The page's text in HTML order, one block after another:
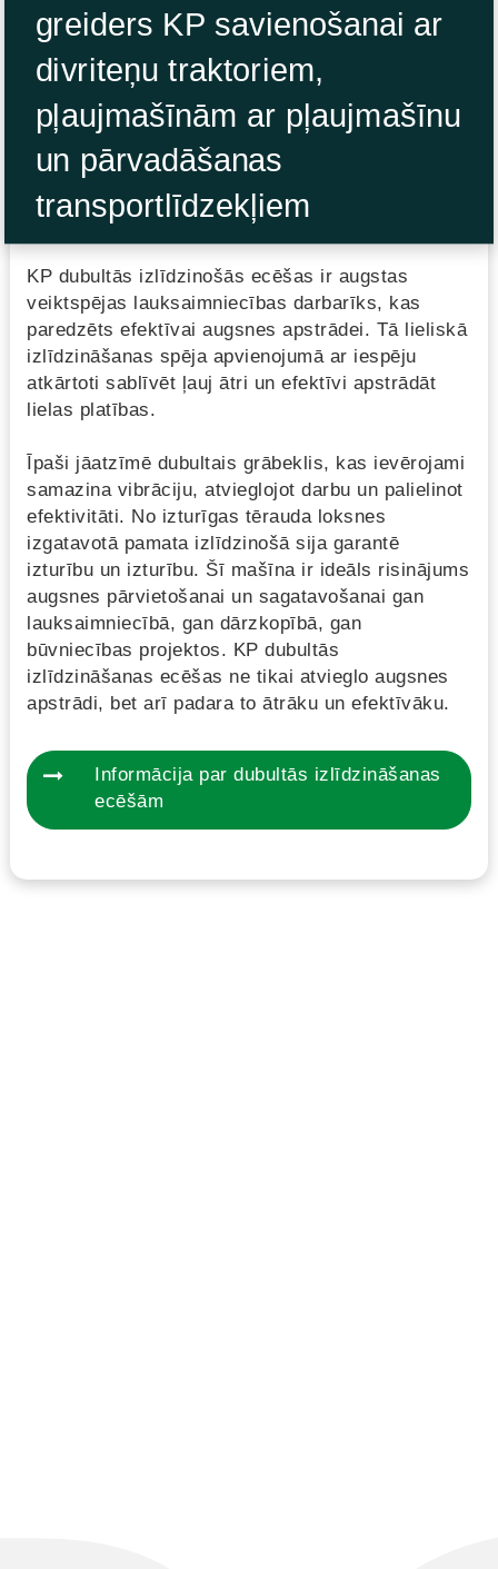
greiders KP savienošanai ar
divriteņu traktoriem,
pļaujmašīnām ar pļaujmašīnu
un pārvadāšanas
transportlīdzekļiem
KP dubultās izlīdzinošās ecēšas ir augstas
veiktspējas lauksaimniecības darbarīks, kas
paredzēts efektīvai augsnes apstrādei. Tā lieliskā
izlīdzināšanas spēja apvienojumā ar iespēju
atkārtoti sablīvēt ļauj ātri un efektīvi apstrādāt
lielas platības.
Īpaši jāatzīmē dubultais grābeklis, kas ievērojami
samazina vibrāciju, atvieglojot darbu un palielinot
efektivitāti. No izturīgas tērauda loksnes
izgatavotā pamata izlīdzinošā sija garantē
izturību un izturību. Šī mašīna ir ideāls risinājums
augsnes pārvietošanai un sagatavošanai gan
lauksaimniecībā, gan dārzkopībā, gan
būvniecības projektos. KP dubultās
izlīdzināšanas ecēšas ne tikai atvieglo augsnes
apstrādi, bet arī padara to ātrāku un efektīvāku.
Informācija par dubultās izlīdzināšanas
ecēšām